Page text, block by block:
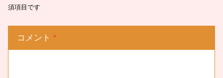
須項目です
コメント *